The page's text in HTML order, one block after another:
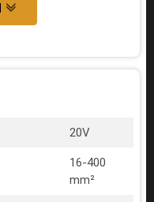
20V
16-400
mm²